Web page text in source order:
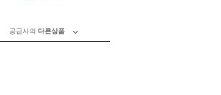
공급사의 다른상품